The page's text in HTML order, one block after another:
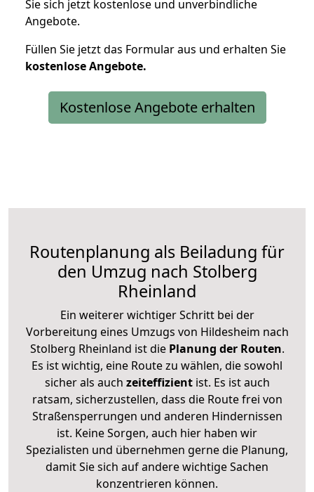
Sie sich jetzt kostenlose und unverbindliche
Angebote.
Füllen Sie jetzt das Formular aus und erhalten Sie
kostenloseAngebote.
Kostenlose Angebote erhalten
Routenplanung als Beiladung für
den Umzug nach Stolberg
Rheinland
Ein weiterer wichtiger Schritt bei der
Vorbereitung eines Umzugs von Hildesheim nach
Stolberg Rheinland ist diePlanung der Routen.
Es ist wichtig, eine Route zu wählen, die sowohl
sicher als auch zeiteffizientist. Es ist auch
ratsam, sicherzustellen, dass die Route frei von
Straßensperrungen und anderen Hindernissen
ist. Keine Sorgen, auch hier haben wir
Spezialisten und übernehmen gerne die Planung,
damit Sie sich auf andere wichtige Sachen
konzentrieren können.